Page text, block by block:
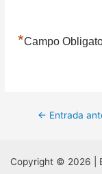
*Campo
← Entrada
Copyright © 2026 |